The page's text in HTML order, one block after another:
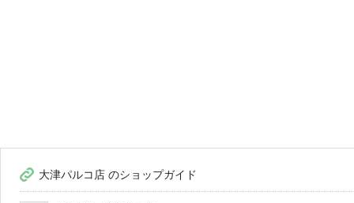
大津パルコ店 のショップガイド